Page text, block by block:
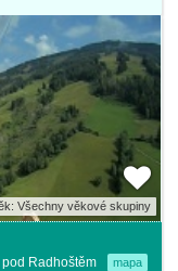
Všechny věkové skupiny
Radhoštěm mapa